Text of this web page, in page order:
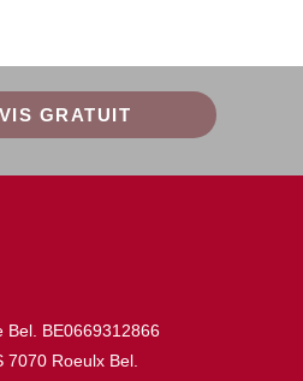
GRATUIT
Bel. BE0669312866
7070 Roeulx Bel.